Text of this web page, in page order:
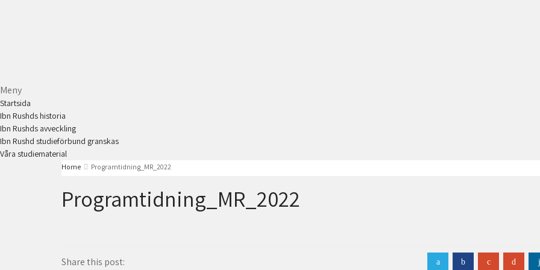
Meny
Startsida
Ibn Rushds historia
Ibn Rushds avveckling
Ibn Rushd studieförbund granskas​
Våra studiematerial
Home Programtidning_MR_2022
Programtidning_MR_2022
Share this post: a b c d j